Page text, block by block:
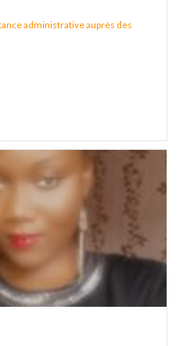
administrative auprès des